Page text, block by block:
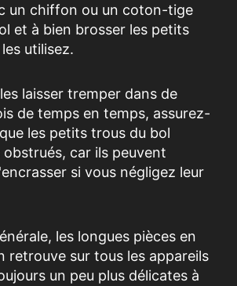
un chiffon ou un coton-tige
et à bien brosser les petits
utilisez.
laisser tremper dans de
de temps en temps, assurez-
les petits trous du bol
obstrués, car ils peuvent
si vous négligez leur
les longues pièces en
retrouve sur tous les appareils
un peu plus délicates à